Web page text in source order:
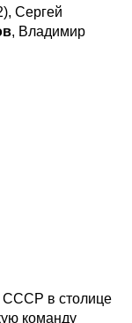
Сергей
, Владимир
СССР в столице
команду